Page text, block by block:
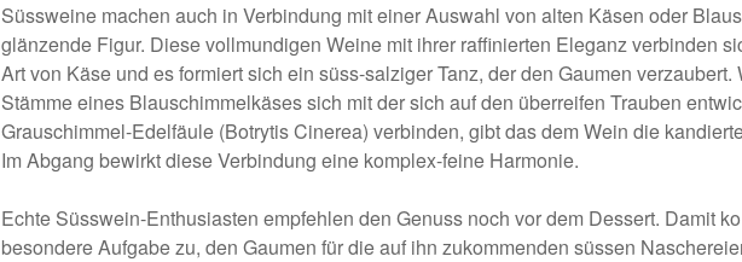
Süssweine machen auch in Verbindung mit einer Auswahl von alten Käsen oder
glänzende Figur. Diese vollmundigen Weine mit ihrer raffinierten Eleganz verbinden
Art von Käse und es formiert sich ein süss-salziger Tanz, der den Gaumen
Stämme eines Blauschimmelkäses sich mit der sich auf den überreifen Trauben
Grauschimmel-Edelfäule (Botrytis Cinerea) verbinden, gibt das dem Wein die
Im Abgang bewirkt diese Verbindung eine komplex-feine Harmonie.
Echte Süsswein-Enthusiasten empfehlen den Genuss noch vor dem Dessert. Damit
besondere Aufgabe zu, den Gaumen für die auf ihn zukommenden süssen